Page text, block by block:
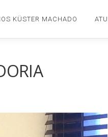
KÜSTER MACHADO